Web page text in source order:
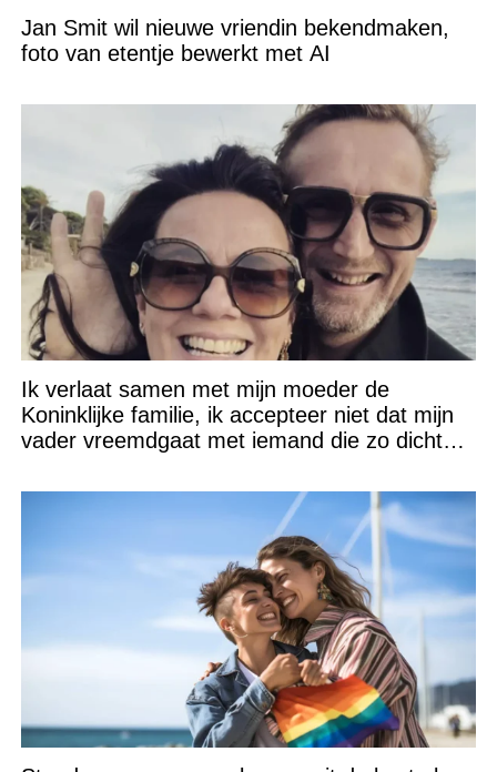
Jan Smit wil nieuwe vriendin bekendmaken,
foto van etentje bewerkt met AI
Ik verlaat samen met mijn moeder de
Koninklijke familie, ik accepteer niet dat mijn
vader vreemdgaat met iemand die zo dichtbij